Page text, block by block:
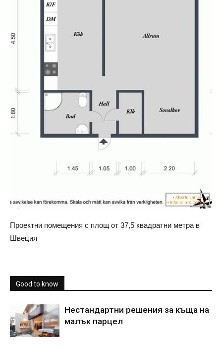
Проектни помещения с площ от 37,5 квадратни метра в
Швеция
Good to know
Нестандартни решения за къща на
малък парцел